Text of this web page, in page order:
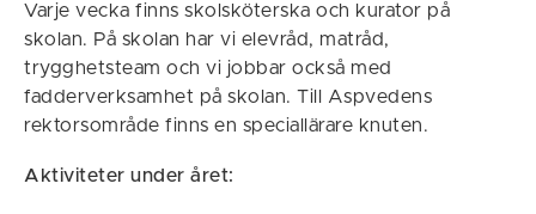
Varje vecka finns skolsköterska och kurator på
skolan. På skolan har vi elevråd, matråd,
trygghetsteam och vi jobbar också med
fadderverksamhet på skolan. Till Aspvedens
rektorsområde finns en speciallärare knuten.
Aktiviteter under året: